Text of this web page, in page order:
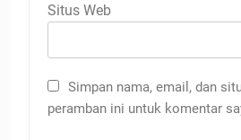
Situs Web
Simpan nama, email, dan
peramban ini untuk komentar